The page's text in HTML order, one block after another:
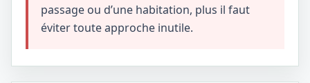
passage ou d’une habitation, plus il faut
éviter toute approche inutile.